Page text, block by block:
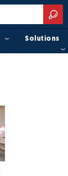
Solutions